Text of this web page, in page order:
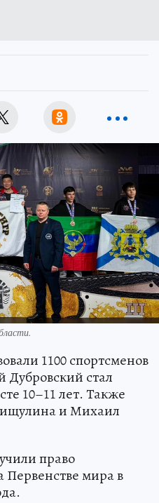
1100 спортсменов
Дубровский стал
10–11 лет. Также
и Михаил
право
Первенстве мира в